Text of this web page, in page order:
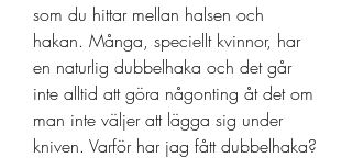
som du hittar mellan halsen och
hakan. Många, speciellt kvinnor, har
en naturlig dubbelhaka och det går
inte alltid att göra någonting åt det om
man inte väljer att lägga sig under
kniven. Varför har jag fått dubbelhaka?